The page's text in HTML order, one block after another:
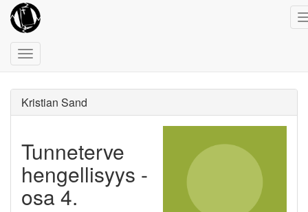
Toggle
navigation
Kristian Sand
Tunneterve
hengellisyys -
osa 4.